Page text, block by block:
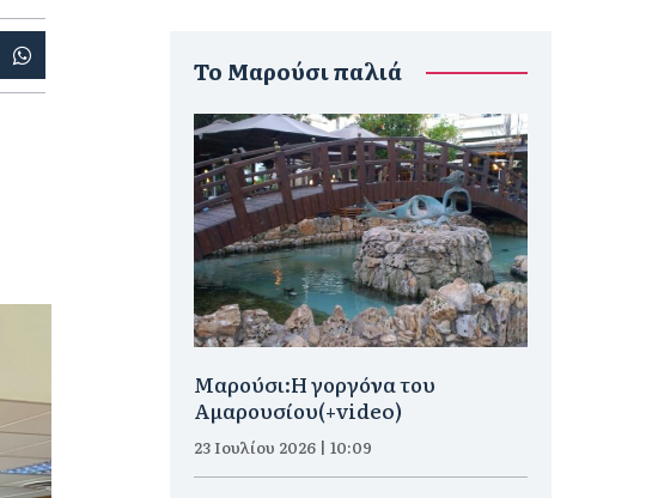
To Μαρούσι παλιά
Μαρούσι:H γοργόνα του
Αμαρουσίου(+video)
23 Ιουλίου 2026 | 10:09